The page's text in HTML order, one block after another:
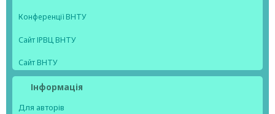
Конференції ВНТУ
Сайт ІРВЦ ВНТУ
Сайт ВНТУ
Інформація
Для авторів